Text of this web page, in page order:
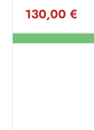
130,00 €